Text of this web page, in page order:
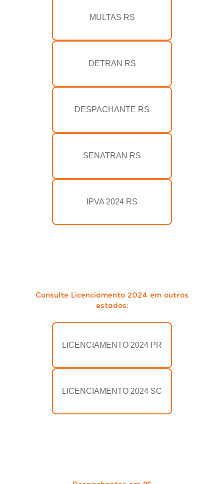
MULTAS RS
DETRAN RS
DESPACHANTE RS
SENATRAN RS
IPVA 2024 RS
Consulte Licenciamento 2024 em outros
estados:
LICENCIAMENTO 2024 PR
LICENCIAMENTO 2024 SC